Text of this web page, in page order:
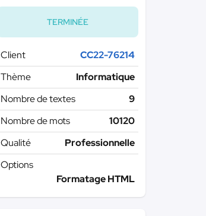
TERMINÉE
Client
CC22-76214
Thème
Informatique
Nombre de textes
9
Nombre de mots
10120
Qualité
Professionnelle
Options
Formatage HTML